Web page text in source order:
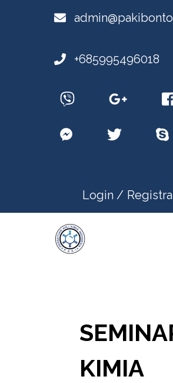
+685995496018
Login /
KIMIA